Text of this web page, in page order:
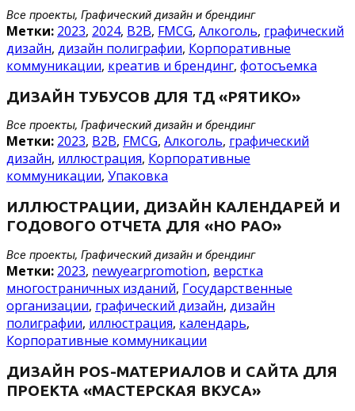
Все проекты, Графический дизайн и брендинг
Метки: 2023, 2024, B2B, FMCG, Алкоголь, графический
дизайн, дизайн полиграфии, Корпоративные
коммуникации, креатив и брендинг, фотосъемка
ДИЗАЙН ТУБУСОВ ДЛЯ ТД «РЯТИКО»
Все проекты, Графический дизайн и брендинг
Метки: 2023, B2B, FMCG, Алкоголь, графический
дизайн, иллюстрация, Корпоративные
коммуникации, Упаковка
ИЛЛЮСТРАЦИИ, ДИЗАЙН КАЛЕНДАРЕЙ И
ГОДОВОГО ОТЧЕТА ДЛЯ «НО РАО»
Все проекты, Графический дизайн и брендинг
Метки: 2023, newyearpromotion, верстка
многостраничных изданий, Государственные
организации, графический дизайн, дизайн
полиграфии, иллюстрация, календарь,
Корпоративные коммуникации
ДИЗАЙН POS-МАТЕРИАЛОВ И САЙТА ДЛЯ
ПРОЕКТА «МАСТЕРСКАЯ ВКУСА»